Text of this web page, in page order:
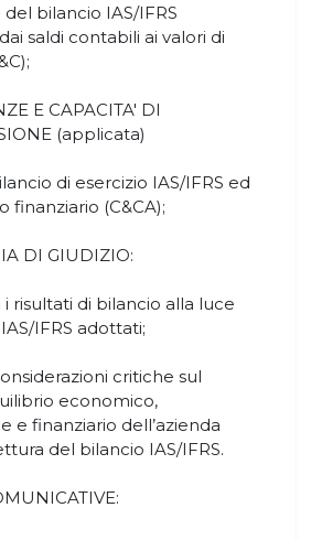
bilancio IAS/IFRS
saldi contabili ai valori di
E CAPACITA' DI
(applicata)
di esercizio IAS/IFRS ed
finanziario (C&CA);
DI GIUDIZIO:
risultati di bilancio alla luce
IFRS adottati;
critiche sul
economico,
e finanziario dell’azienda
del bilancio IAS/IFRS.